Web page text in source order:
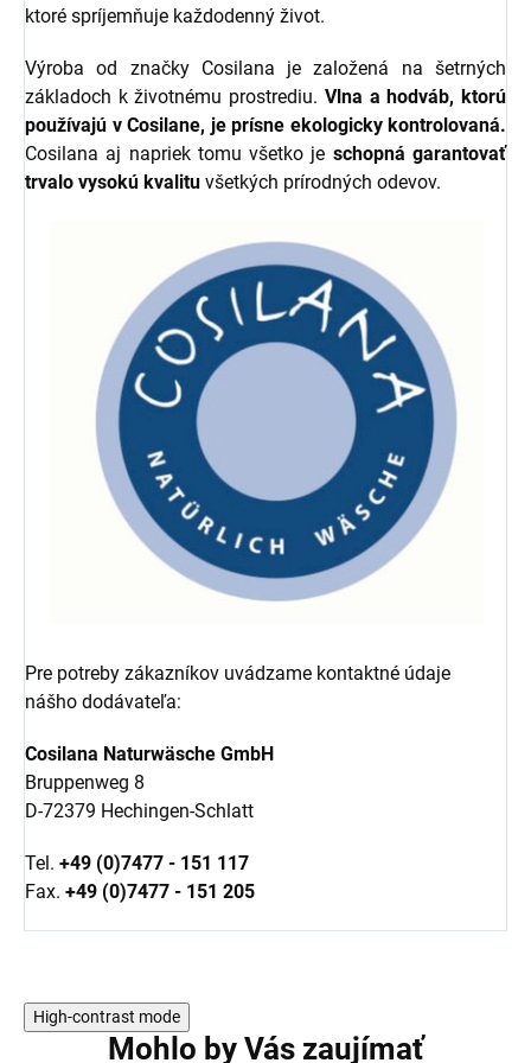
ktoré spríjemňuje každodenný život.
Výroba od značky Cosilana je založená na šetrných
základoch k životnému prostrediu. Vlna a hodváb, ktorú
používajú v Cosilane, je prísne ekologicky kontrolovaná.
Cosilana aj napriek tomu všetko je schopná garantovať
trvalo vysokú kvalitu všetkých prírodných odevov.
Pre potreby zákazníkov uvádzame kontaktné údaje
nášho dodávateľa:
Cosilana Naturwäsche GmbH
Bruppenweg 8
D-72379 Hechingen-Schlatt
Tel. +49 (0)7477 - 151 117
Fax. +49 (0)7477 - 151 205
High-contrast mode
Mohlo by Vás zaujímať